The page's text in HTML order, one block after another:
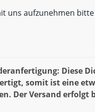
uns aufzunehmen bitte
Diese
somit ist eine
Der Versand erfolgt